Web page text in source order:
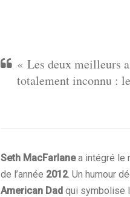
« Les deux meilleurs
totalement inconnu :
Seth MacFarlanea intégré le
de l’année 2012. Un humour
American Dad qui symbolise